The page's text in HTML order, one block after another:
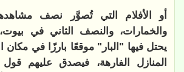
أو الأفلام التي تُصوَّر نصف
والخمارات، والنصف الثاني في
يحتل فيها "البار" موقعًا بارزًا في مكان
المنازل الفارهة، فيصدق عليهم